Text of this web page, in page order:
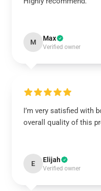
M Max
Verified owner
I’m very satisfied with
overall quality of this
E Elijah
Verified owner